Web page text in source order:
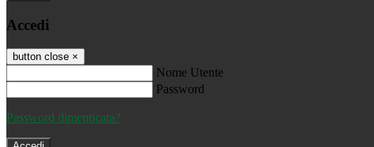
Accedi
button close ×
Nome Utente
Password
Password dimenticata?